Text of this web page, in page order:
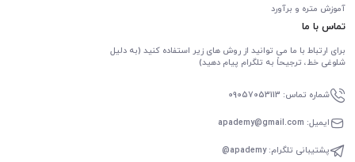
آموزش متره و برآورد
تماس با ما
برای ارتباط با ما می توانید از روش های زیر استفاده کنید (به دلیل
شلوغی خط، ترجیحاً به تلگرام پیام دهید)
شماره تماس: 09057053113
ایمیل: apademy@gmail.com
پشتیبانی تلگرام: apademy@